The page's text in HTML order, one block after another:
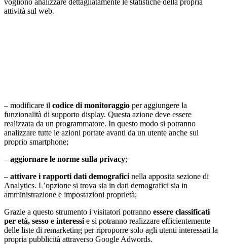
attività sul web.
– modificare il codice di monitoraggio per aggiungere la
funzionalità di supporto display. Questa azione deve essere
realizzata da un programmatore. In questo modo si potranno
analizzare tutte le azioni portate avanti da un utente anche sul
proprio smartphone;
– aggiornare le norme sulla privacy;
– attivare i rapporti dati demografici nella apposita sezione di
Analytics. L’opzione si trova sia in dati demografici sia in
amministrazione e impostazioni proprietà;
Grazie a questo strumento i visitatori potranno essere classificati
per età, sesso e interessi e si potranno realizzare efficientemente
delle liste di remarketing per riproporre solo agli utenti interessati la
propria pubblicità attraverso Google Adwords.